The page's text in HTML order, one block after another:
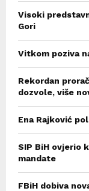
Visoki
Gori
Vitkom poziva
Rekordan
dozvole, više
Ena Rajković
SIP BiH ovjerio
mandate
FBiH dobiva